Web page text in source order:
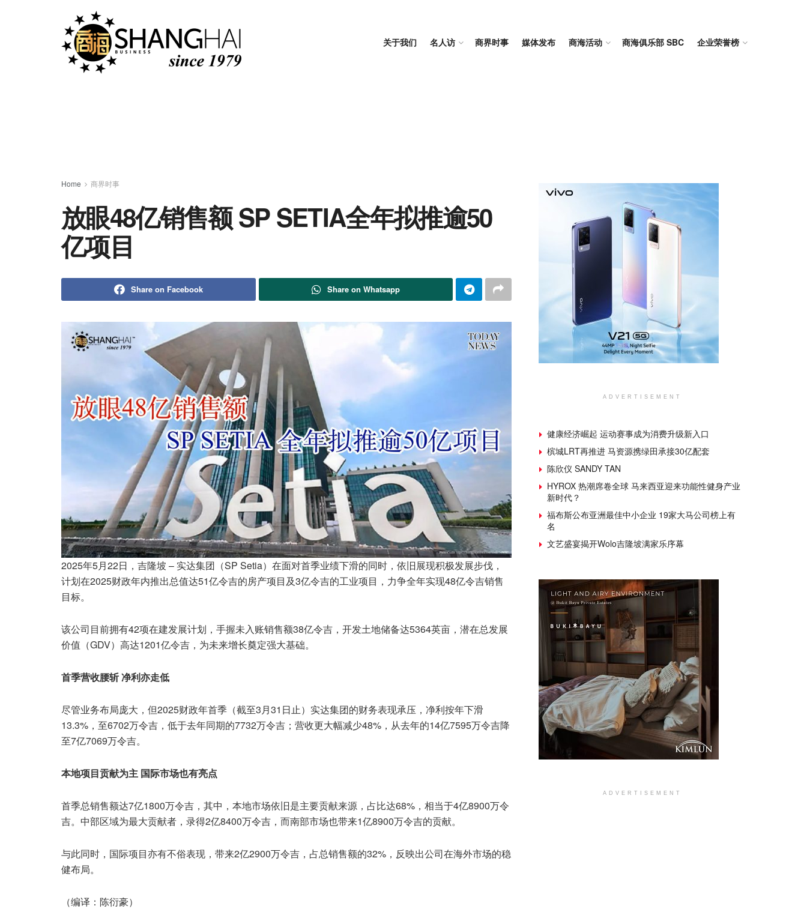
关于我们 名人访 商界时事 媒体发布 商海活动 商海俱乐部 SBC 企业荣誉榜
Home 商界时事
放眼48亿销售额 SP SETIA全年拟推逾50
亿项目
Share on Facebook Share on Whatsapp
2025年5月22日，吉隆坡 – 实达集团（SP Setia）在面对首季业绩下滑的同时，依旧展现积极发展步伐，
计划在2025财政年内推出总值达51亿令吉的房产项目及3亿令吉的工业项目，力争全年实现48亿令吉销售
目标。
该公司目前拥有42项在建发展计划，手握未入账销售额38亿令吉，开发土地储备达5364英亩，潜在总发展
价值（GDV）高达1201亿令吉，为未来增长奠定强大基础。
首季营收腰斩 净利亦走低
尽管业务布局庞大，但2025财政年首季（截至3月31日止）实达集团的财务表现承压，净利按年下滑
13.3%，至6702万令吉，低于去年同期的7732万令吉；营收更大幅减少48%，从去年的14亿7595万令吉降
至7亿7069万令吉。
本地项目贡献为主 国际市场也有亮点
首季总销售额达7亿1800万令吉，其中，本地市场依旧是主要贡献来源，占比达68%，相当于4亿8900万令
吉。中部区域为最大贡献者，录得2亿8400万令吉，而南部市场也带来1亿8900万令吉的贡献。
与此同时，国际项目亦有不俗表现，带来2亿2900万令吉，占总销售额的32%，反映出公司在海外市场的稳
健布局。
（编译：陈衍豪）
ADVERTISEMENT
健康经济崛起 运动赛事成为消费升级新入口
槟城LRT再推进 马资源携绿田承接30亿配套
陈欣仪 SANDY TAN
HYROX 热潮席卷全球 马来西亚迎来功能性健身产业
新时代？
福布斯公布亚洲最佳中小企业 19家大马公司榜上有
名
文艺盛宴揭开Wolo吉隆坡满家乐序幕
ADVERTISEMENT